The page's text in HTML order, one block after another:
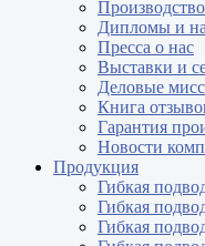
Производство
Дипломы и
Пресса о нас
Выставки и
Деловые
Книга
Гарантия
Новости
Продукция
Гибкая
Гибкая
Гибкая